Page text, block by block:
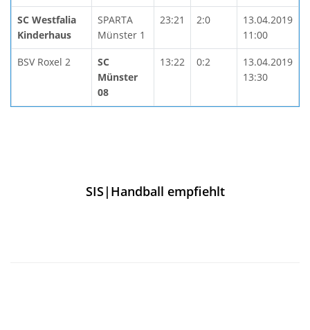
SC Westfalia
Kinderhaus
SPARTA
Münster 1
23:21 2:0
13.04.2019
11:00
BSV Roxel 2
SC
Münster
08
13:22 0:2
13.04.2019
13:30
SIS|Handball empfiehlt